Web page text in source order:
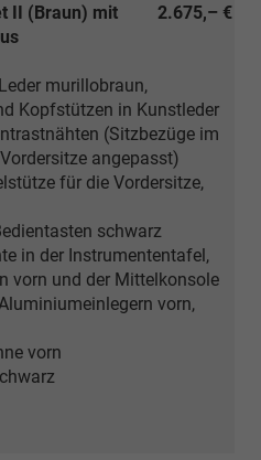
2.675,– €
II (Braun) mit
murillobraun,
Kopfstützen in Kunstleder
(Sitzbezüge im
angepasst)
für die Vordersitze,
schwarz
in der Instrumententafel,
vorn und der Mittelkonsole
vorn,
vorn